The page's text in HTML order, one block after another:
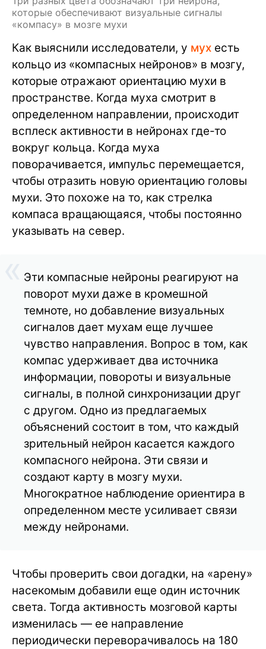
которые обеспечивают визуальные сигналы
«компасу» в мозге мухи
Как выяснили исследователи, у мух есть
кольцо из «компасных нейронов» в мозгу,
которые отражают ориентацию мухи в
пространстве. Когда муха смотрит в
определенном направлении, происходит
всплеск активности в нейронах где-то
вокруг кольца. Когда муха
поворачивается, импульс перемещается,
чтобы отразить новую ориентацию головы
мухи. Это похоже на то, как стрелка
компаса вращающаяся, чтобы постоянно
указывать на север.
Эти компасные нейроны реагируют на
поворот мухи даже в кромешной
темноте, но добавление визуальных
сигналов дает мухам еще лучшее
чувство направления. Вопрос в том, как
компас удерживает два источника
информации, повороты и визуальные
сигналы, в полной синхронизации друг
с другом. Одно из предлагаемых
объяснений состоит в том, что каждый
зрительный нейрон касается каждого
компасного нейрона. Эти связи и
создают карту в мозгу мухи.
Многократное наблюдение ориентира в
определенном месте усиливает связи
между нейронами.
Чтобы проверить свои догадки, на «арену»
насекомым добавили еще один источник
света. Тогда активность мозговой карты
изменилась — ее направление
периодически переворачивалось на 180